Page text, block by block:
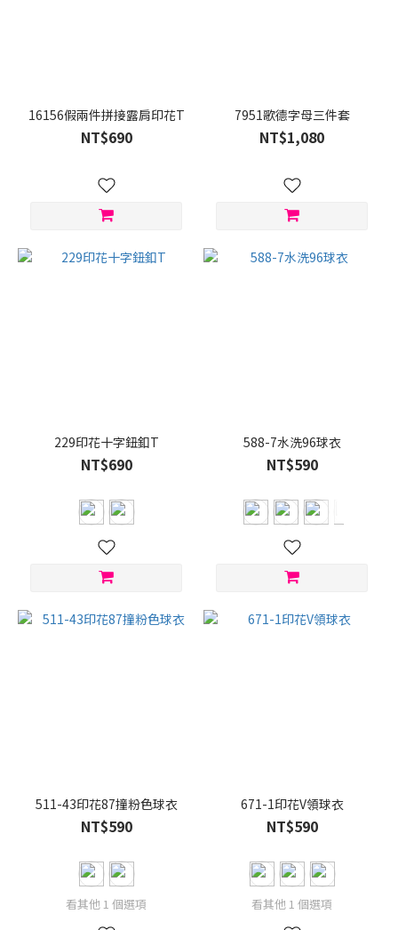
16156假兩件拼接露肩印花T
NT$690
7951歌德字母三件套
NT$1,080
229印花十字鈕釦T
NT$690
588-7水洗96球衣
NT$590
511-43印花87撞粉色球衣
NT$590
看其他 1 個選項
671-1印花V領球衣
NT$590
看其他 1 個選項